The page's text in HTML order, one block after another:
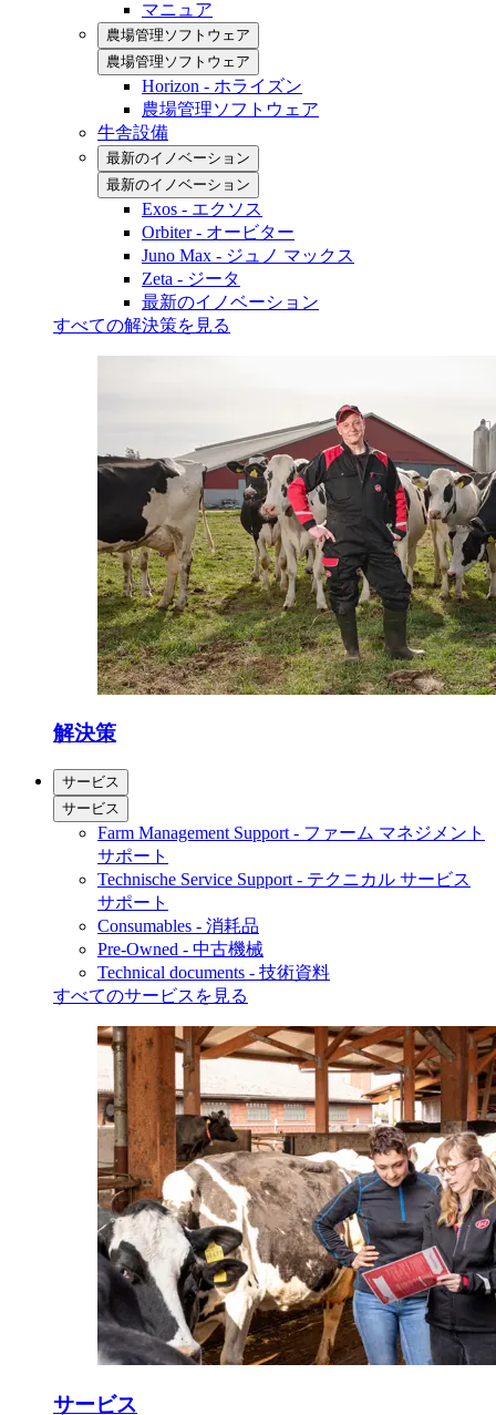
マニュア
農場管理ソフトウェア
農場管理ソフトウェア
Horizon - ホライズン
農場管理ソフトウェア
牛舎設備
最新のイノベーション
最新のイノベーション
Exos - エクソス
Orbiter - オービター
Juno Max - ジュノ マックス
Zeta - ジータ
最新のイノベーション
すべての解決策を見る
解決策
サービス
サービス
Farm Management Support - ファーム マネジメント
サポート
Technische Service Support - テクニカル サービス
サポート
Consumables - 消耗品
Pre-Owned - 中古機械
Technical documents - 技術資料
すべてのサービスを見る
サービス